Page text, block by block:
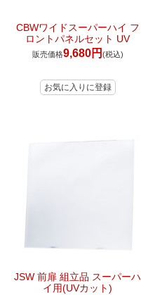
CBWワイドスーパーハイ フ
ロントパネルセット UV
販売価格9,680円 (税込)
JSW 前扉 組立品 スーパーハ
イ用(UVカット)